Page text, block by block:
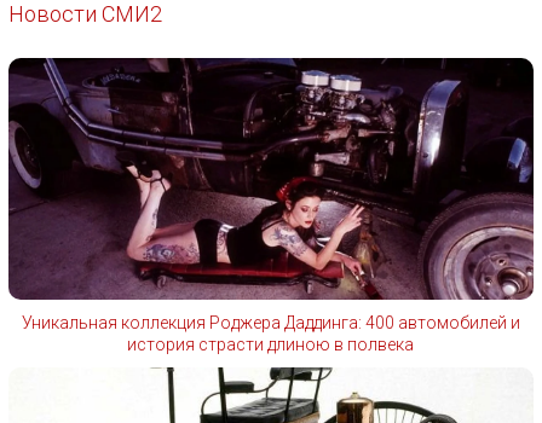
Новости СМИ2
Уникальная коллекция Роджера Даддинга: 400 автомобилей и
история страсти длиною в полвека